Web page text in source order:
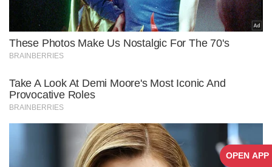
OPEN APP